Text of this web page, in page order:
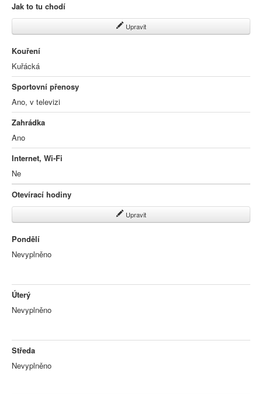
Jak to tu chodí
Upravit
Kouření
Kuřácká
Sportovní přenosy
Ano, v televizi
Zahrádka
Ano
Internet, Wi-Fi
Ne
Otevírací hodiny
Upravit
Pondělí
Nevyplněno
Úterý
Nevyplněno
Středa
Nevyplněno